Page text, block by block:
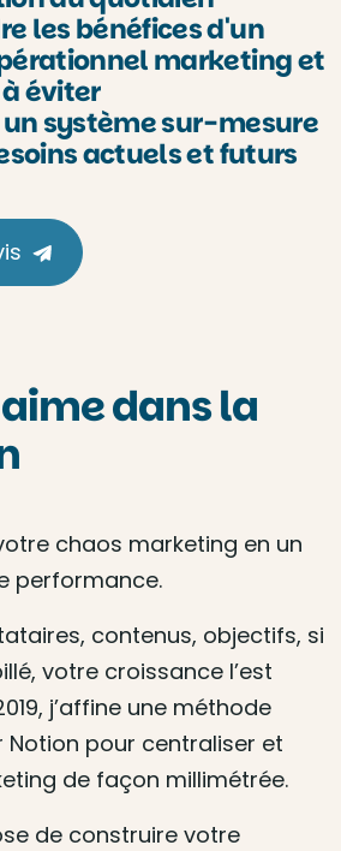
les bénéfices d'un
marketing et
éviter
système sur-mesure
actuels et futurs
aime dans la
chaos marketing en un
performance.
contenus, objectifs, si
votre croissance l’est
j’affine une méthode
Notion pour centraliser et
de façon millimétrée.
de construire votre